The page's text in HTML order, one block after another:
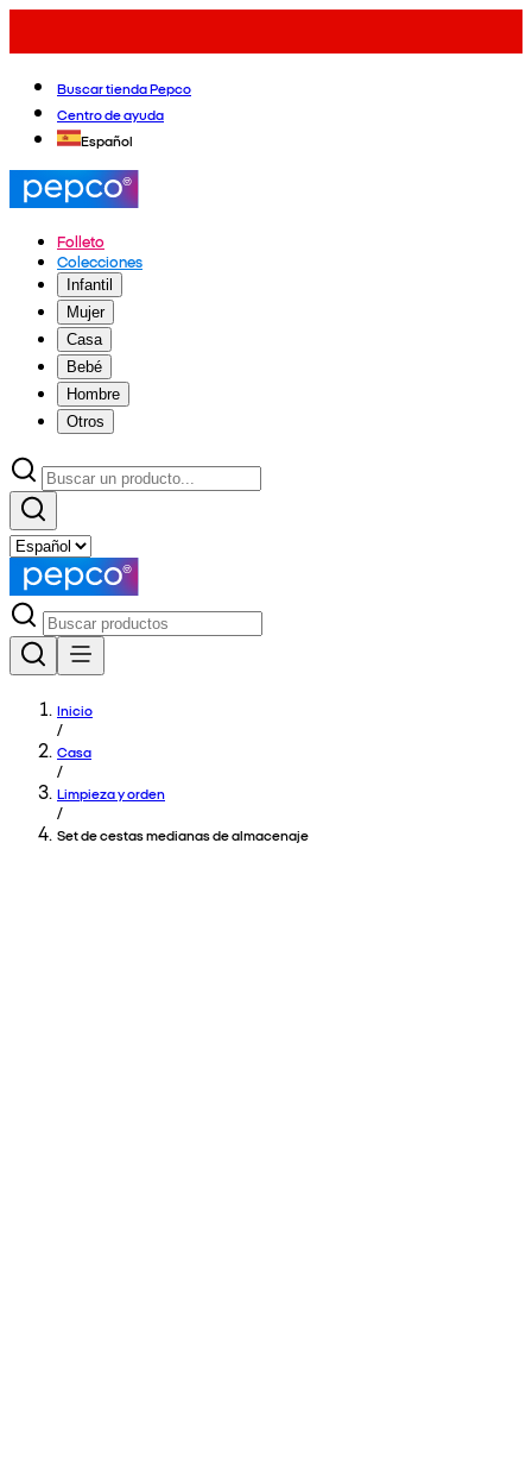
Buscar tienda Pepco
Centro de ayuda
Español
Folleto
Colecciones
Infantil
Mujer
Casa
Bebé
Hombre
Otros
Inicio
/
Casa
/
Limpieza y orden
/
Set de cestas medianas de almacenaje